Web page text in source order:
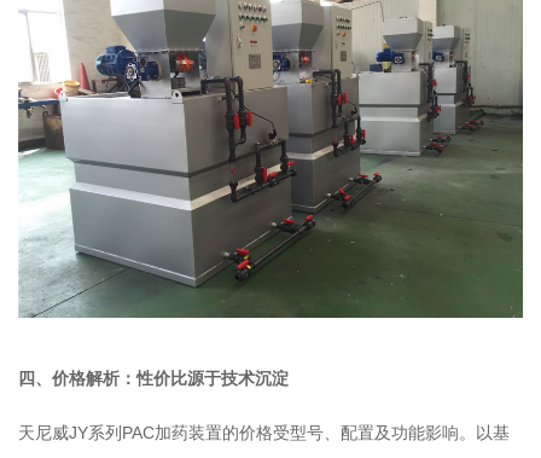
四、价格解析：性价比源于技术沉淀
天尼威JY系列PAC加药装置的价格受型号、配置及功能影响。以基